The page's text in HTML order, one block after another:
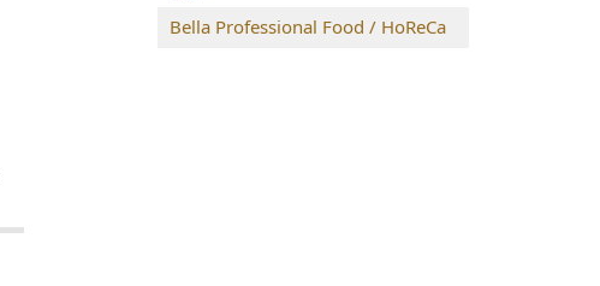
Bella Professional Food / HoReCa